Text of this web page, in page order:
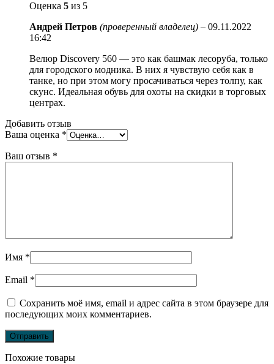
Оценка 5 из 5
Андрей Петров (проверенный владелец) – 09.11.2022
16:42
Велюр Discovery 560 — это как башмак лесоруба, только
для городского модника. В них я чувствую себя как в
танке, но при этом могу просачиваться через толпу, как
скунс. Идеальная обувь для охоты на скидки в торговых
центрах.
Добавить отзыв
Ваша оценка *
Ваш отзыв *
Имя *
Email *
Сохранить моё имя, email и адрес сайта в этом браузере для
последующих моих комментариев.
Похожие товары